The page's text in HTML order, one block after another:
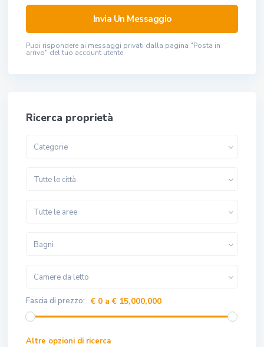
Puoi rispondere ai messaggi privati ​​dalla pagina "Posta in
arrivo" del tuo account utente
Ricerca proprietà
Categorie
Tutte le città
Tutte le aree
Bagni
Camere da letto
Fascia di prezzo: € 0 a € 15,000,000
Altre opzioni di ricerca